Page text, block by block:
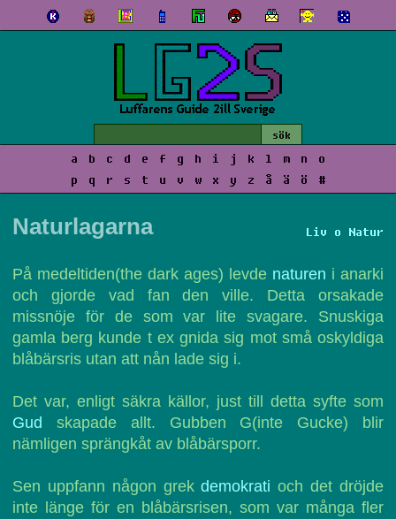
a b c d e f g h i j k l m n
o
p
q r s t u v w x y z å ä ö #
Liv o Natur
Naturlagarna
På medeltiden(the dark ages) levde naturen i anarki
och gjorde vad fan den ville. Detta orsakade
missnöje för de som var lite svagare. Snuskiga
gamla berg kunde t ex gnida sig mot små oskyldiga
blåbärsris utan att nån lade sig i.
Det var, enligt säkra källor, just till detta syfte som
Gud skapade allt. Gubben G(inte Gucke) blir
nämligen sprängkåt av blåbärsporr.
Sen uppfann någon grekdemokrati och det dröjde
inte länge för en blåbärsrisen, som var många fler